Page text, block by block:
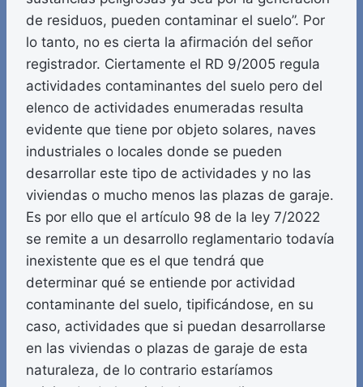
de residuos, pueden contaminar el suelo”. Por
lo tanto, no es cierta la afirmación del señor
registrador. Ciertamente el RD 9/2005 regula
actividades contaminantes del suelo pero del
elenco de actividades enumeradas resulta
evidente que tiene por objeto solares, naves
industriales o locales donde se pueden
desarrollar este tipo de actividades y no las
viviendas o mucho menos las plazas de garaje.
Es por ello que el artículo 98 de la ley 7/2022
se remite a un desarrollo reglamentario todavía
inexistente que es el que tendrá que
determinar qué se entiende por actividad
contaminante del suelo, tipificándose, en su
caso, actividades que si puedan desarrollarse
en las viviendas o plazas de garaje de esta
naturaleza, de lo contrario estaríamos